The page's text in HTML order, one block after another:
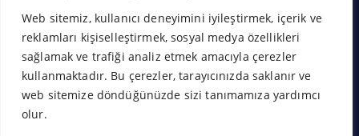
Web sitemiz, kullanıcı deneyimini iyileştirmek, içerik ve
reklamları kişiselleştirmek, sosyal medya özellikleri
sağlamak ve trafiği analiz etmek amacıyla çerezler
kullanmaktadır. Bu çerezler, tarayıcınızda saklanır ve
web sitemize döndüğünüzde sizi tanımamıza yardımcı
olur.